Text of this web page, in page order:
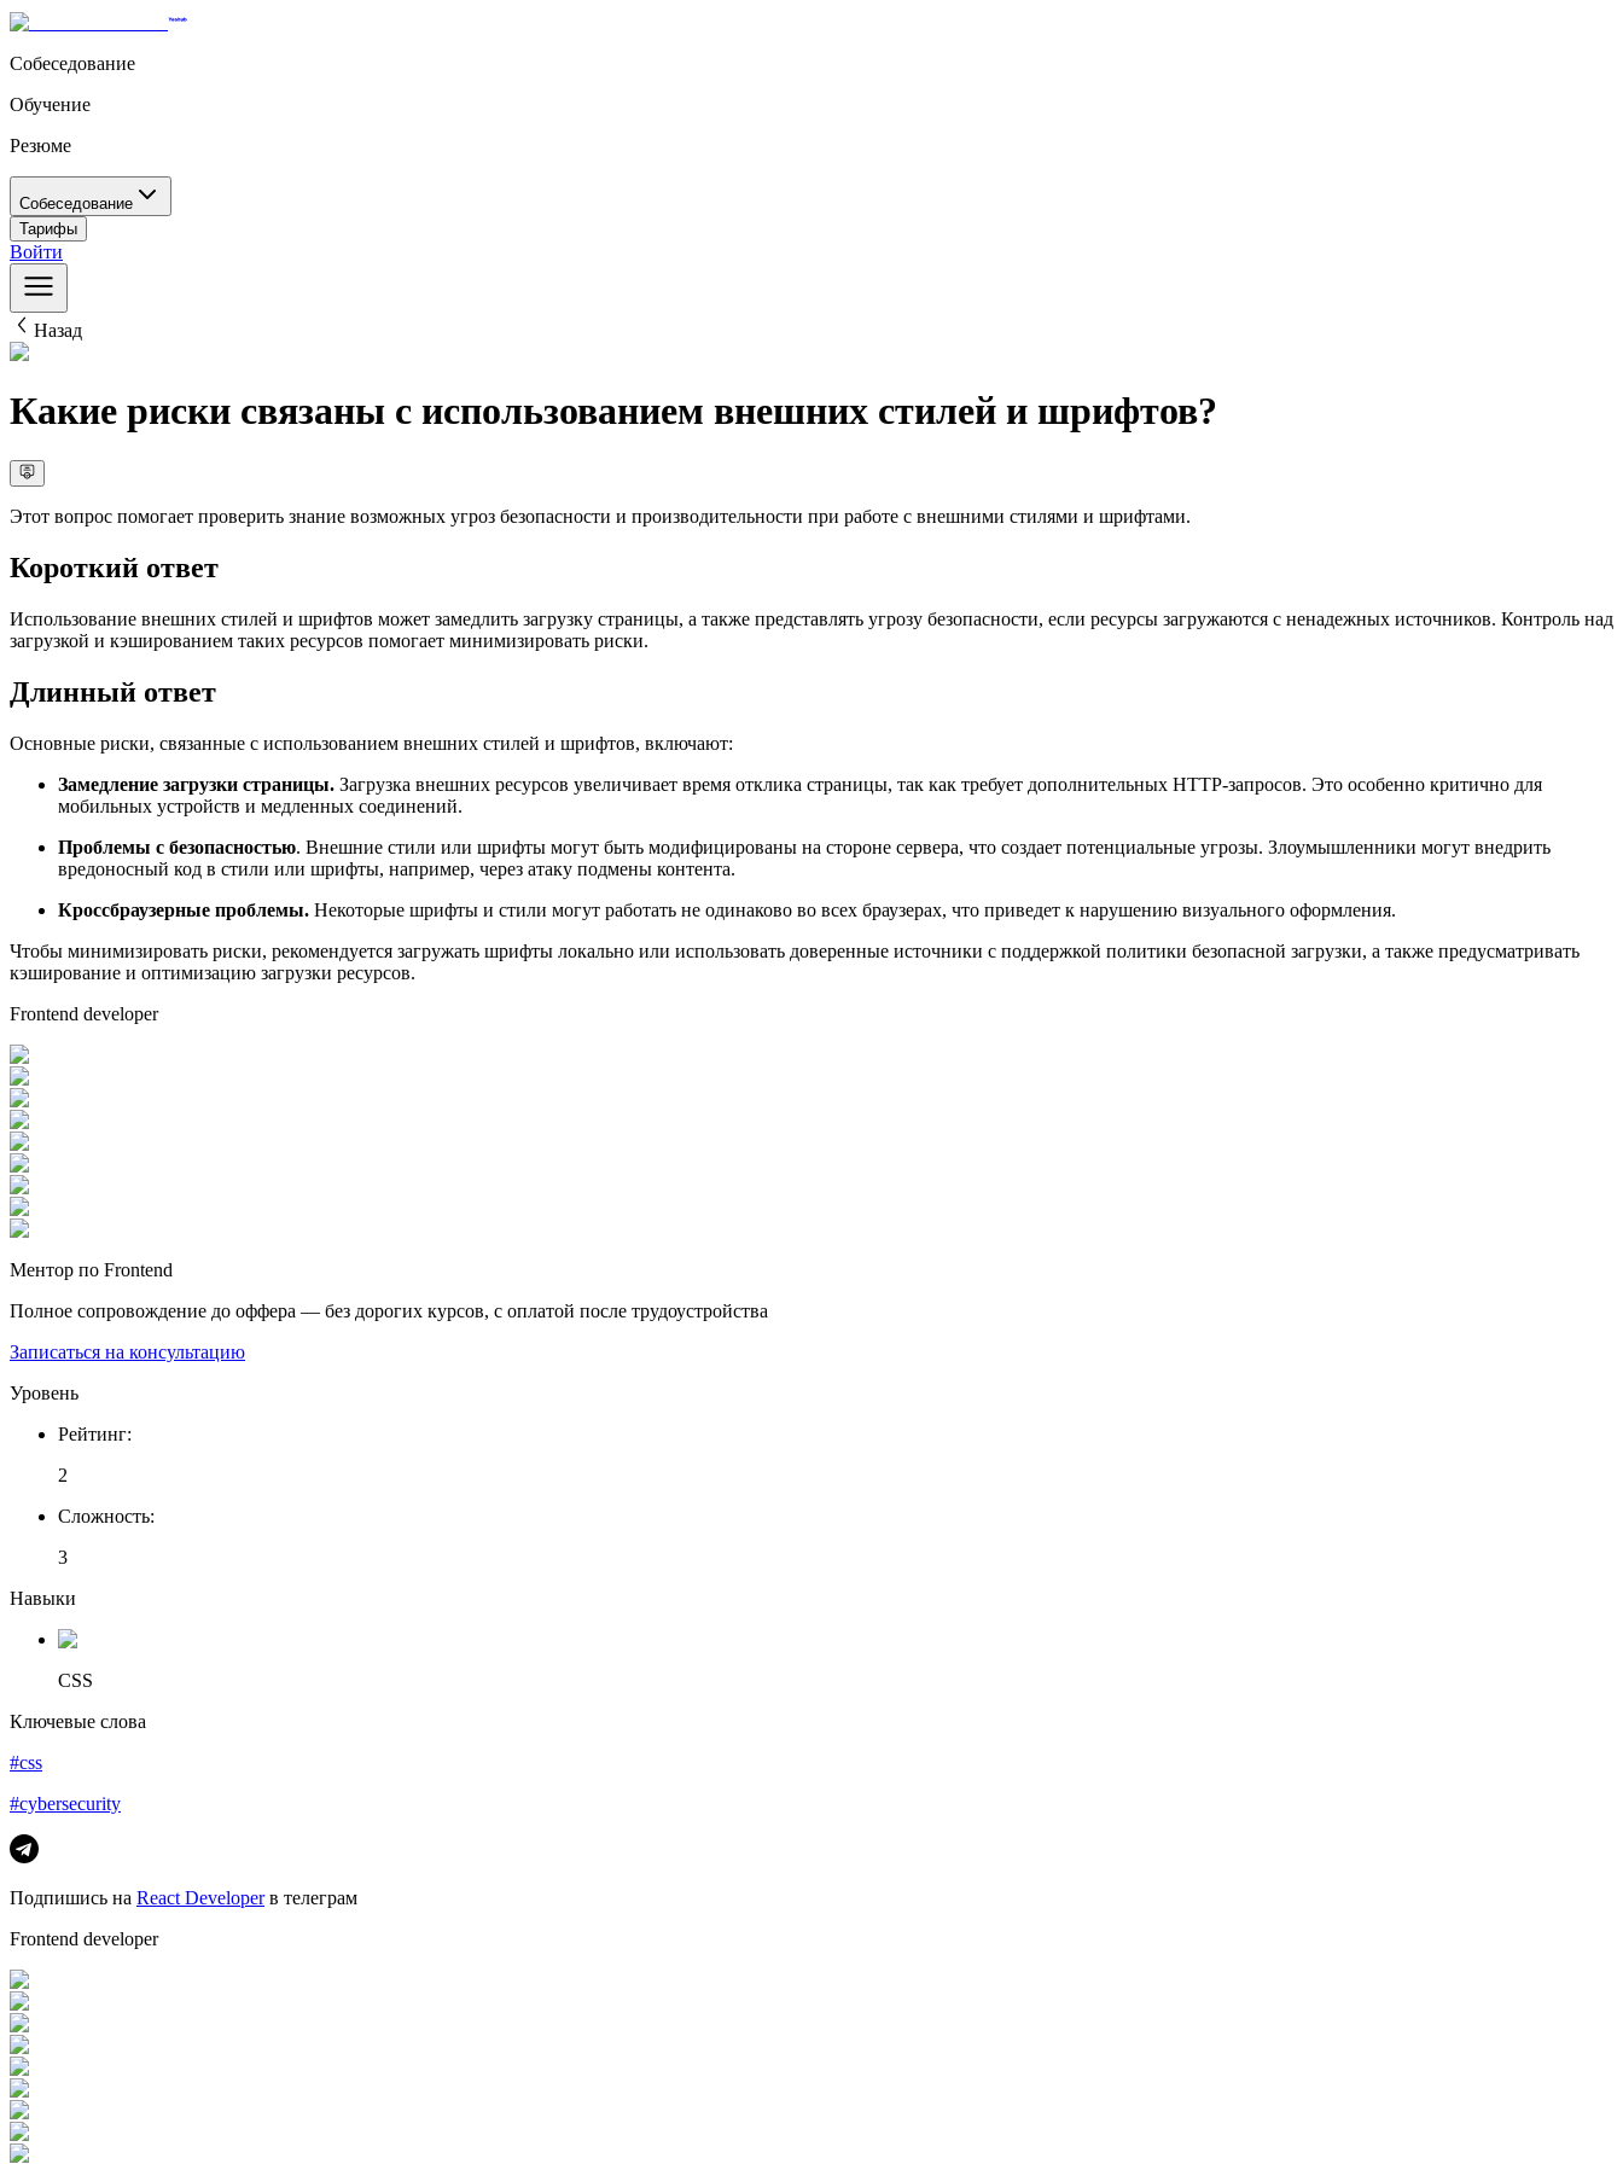
Собеседование
Обучение
Резюме
Собеседование
Тарифы
Войти
Назад
Какие риски связаны с использованием внешних стилей и шрифтов?
Этот вопрос помогает проверить знание возможных угроз безопасности и производительности при работе с внешними стилями и шрифтами.
Короткий ответ
Использование внешних стилей и шрифтов может замедлить загрузку страницы, а также представлять угрозу безопасности, если ресурсы загружаются с ненадежных источников. Контроль над
загрузкой и кэшированием таких ресурсов помогает минимизировать риски.
Длинный ответ
Основные риски, связанные с использованием внешних стилей и шрифтов, включают:
Замедление загрузки страницы. Загрузка внешних ресурсов увеличивает время отклика страницы, так как требует дополнительных HTTP-запросов. Это особенно критично для
мобильных устройств и медленных соединений.
Проблемы с безопасностью. Внешние стили или шрифты могут быть модифицированы на стороне сервера, что создает потенциальные угрозы. Злоумышленники могут внедрить
вредоносный код в стили или шрифты, например, через атаку подмены контента.
Кроссбраузерные проблемы. Некоторые шрифты и стили могут работать не одинаково во всех браузерах, что приведет к нарушению визуального оформления.
Чтобы минимизировать риски, рекомендуется загружать шрифты локально или использовать доверенные источники с поддержкой политики безопасной загрузки, а также предусматривать
кэширование и оптимизацию загрузки ресурсов.
Frontend developer
Ментор по Frontend
Полное сопровождение до оффера — без дорогих курсов, с оплатой после трудоустройства
Записаться на консультацию
Уровень
Рейтинг:
2
Сложность:
3
Навыки
CSS
Ключевые слова
#css
#cybersecurity
Подпишись на React Developerв телеграм
Frontend developer